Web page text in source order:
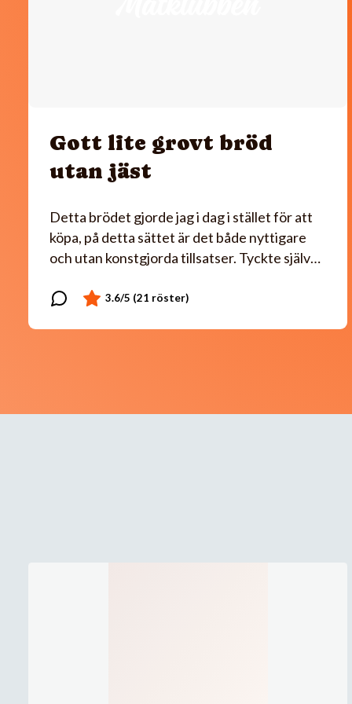
Gott lite grovt bröd
utan jäst
Detta brödet gjorde jag i dag i stället för att
köpa, på detta sättet är det både nyttigare
och utan konstgjorda tillsatser. Tyckte själv…